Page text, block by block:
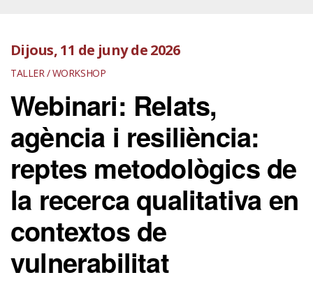
Dijous, 11 de juny de 2026
TALLER / WORKSHOP
Webinari: Relats,
agència i resiliència:
reptes metodològics de
la recerca qualitativa en
contextos de
vulnerabilitat